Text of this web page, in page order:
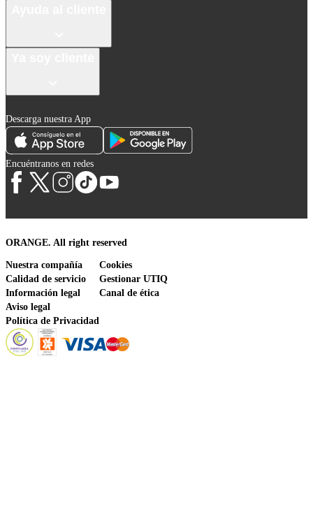
Descarga nuestra App
Encuéntranos en redes
ORANGE. All right reserved
Nuestra compañía
Calidad de servicio
Información legal
Aviso legal
Política de Privacidad
Cookies
Gestionar UTIQ
Canal de ética